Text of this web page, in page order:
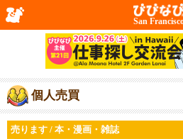
San
個人売買
売ります / 本・漫画・雑誌